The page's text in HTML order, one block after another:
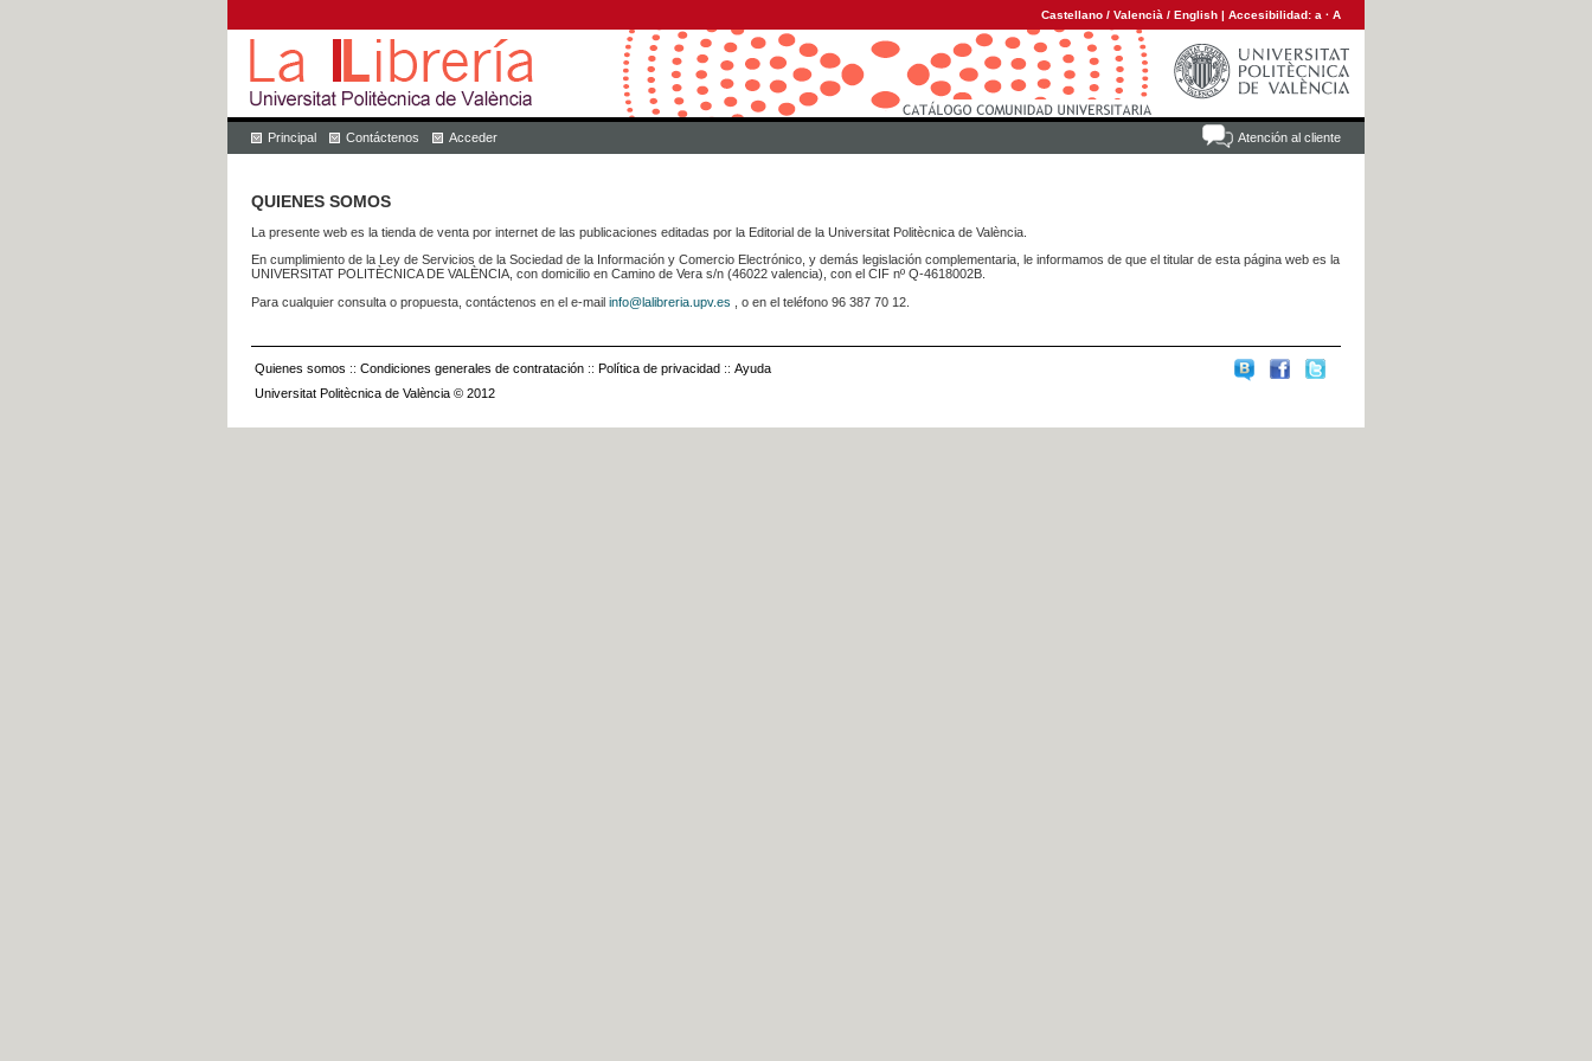
Castellano / Valencià / English | Accesibilidad: a · A
Atención al cliente
Principal Contáctenos Acceder
QUIENES SOMOS
La presente web es la tienda de venta por internet de las publicaciones editadas por la Editorial de la Universitat Politècnica de València.
En cumplimiento de la Ley de Servicios de la Sociedad de la Información y Comercio Electrónico, y demás legislación complementaria, le informamos de que el titular de esta página web es la
UNIVERSITAT POLITÈCNICA DE VALÈNCIA, con domicilio en Camino de Vera s/n (46022 valencia), con el CIF nº Q-4618002B.
Para cualquier consulta o propuesta, contáctenos en el e-mail info@lalibreria.upv.es , o en el teléfono 96 387 70 12.
Quienes somos :: Condiciones generales de contratación :: Política de privacidad :: Ayuda
Universitat Politècnica de València © 2012